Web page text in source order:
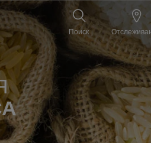
Поиск